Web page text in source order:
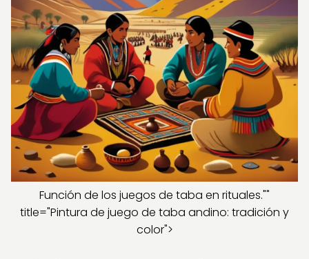
Función de los juegos de taba en rituales.""
title="Pintura de juego de taba andino: tradición y
color">